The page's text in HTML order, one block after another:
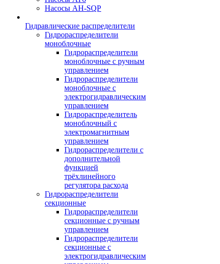
Насосы AH-SQP
Гидравлические распределители
Гидрораспределители
моноблочные
Гидрораспределители
моноблочные с ручным
управлением
Гидрораспределители
моноблочные с
электрогидравлическим
управлением
Гидрораспределитель
моноблочный с
электромагнитным
управлением
Гидрораспределители с
дополнительной
функцией
трёхлинейного
регулятора расхода
Гидрораспределители
секционные
Гидрораспределители
секционные с ручным
управлением
Гидрораспределители
секционные с
электрогидравлическим